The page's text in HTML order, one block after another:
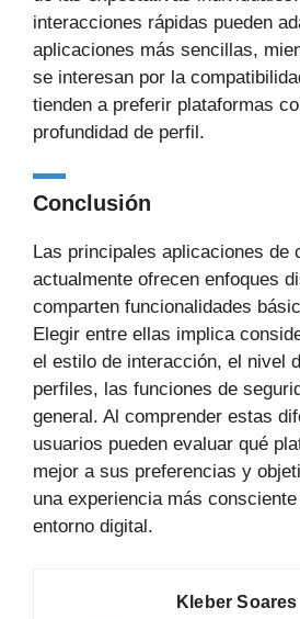
interacciones rápidas pueden
aplicaciones más sencillas,
se interesan por la
tienden a preferir plataformas
profundidad de perfil.
Conclusión
Las principales aplicaciones de
actualmente ofrecen enfoques
comparten funcionalidades
Elegir entre ellas implica
el estilo de interacción, el nivel
perfiles, las funciones de
general. Al comprender estas
usuarios pueden evaluar qué
mejor a sus preferencias y
una experiencia más
entorno digital.
Kleber Soares